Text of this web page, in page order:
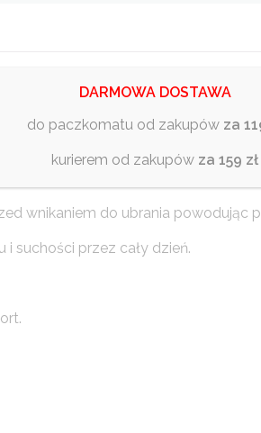
obciąża i nie powoduje dyskomfortu.
wnikaniem do ubrania powodując
i suchości przez cały dzień.
DARMOWA DOSTAWA
do paczkomatu od zakupów za
kurierem od zakupów za 159 zł